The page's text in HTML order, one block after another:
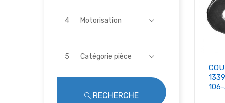
Motorisation
Catégorie pièce
RECHERCHE